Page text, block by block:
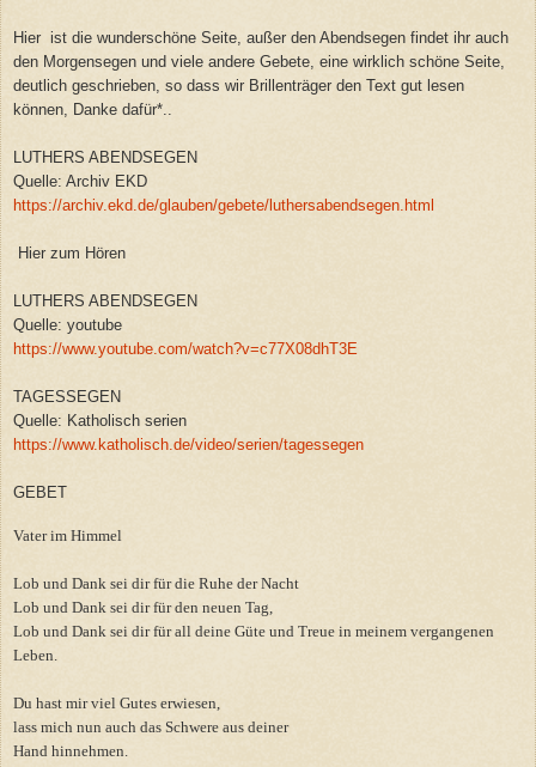
Hier ist die wunderschöne Seite, außer den Abendsegen findet ihr auch
den Morgensegen und viele andere Gebete, eine wirklich schöne Seite,
deutlich geschrieben, so dass wir Brillenträger den Text gut lesen
können, Danke dafür*..
LUTHERS ABENDSEGEN
Quelle: Archiv EKD
https://archiv.ekd.de/glauben/gebete/luthersabendsegen.html
Hier zum Hören
LUTHERS ABENDSEGEN
Quelle: youtube
https://www.youtube.com/watch?v=c77X08dhT3E
TAGESSEGEN
Quelle: Katholisch serien
https://www.katholisch.de/video/serien/tagessegen
GEBET
Vater im Himmel
Lob und Dank sei dir für die Ruhe der Nacht
Lob und Dank sei dir für den neuen Tag,
Lob und Dank sei dir für all deine Güte und Treue in meinem vergangenen
Leben.
Du hast mir viel Gutes erwiesen,
lass mich nun auch das Schwere aus deiner
Hand hinnehmen.